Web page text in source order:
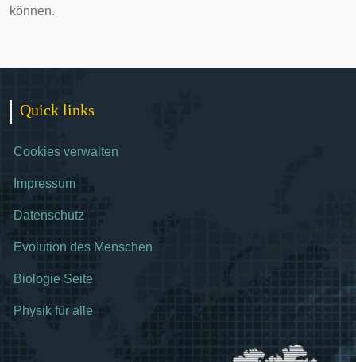
können.
Quick links
Cookies verwalten
Impressum
Datenschutz
Evolution des Menschen
Biologie Seite
Physik für alle